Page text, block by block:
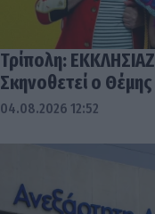
Τρίπολη:
Σκηνοθετεί ο
04.08.2026 12:52